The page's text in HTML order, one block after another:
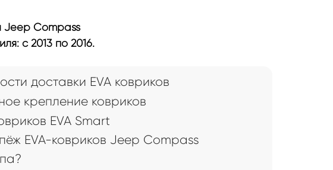
Jeep Compass
с 2013 по 2016.
доставки EVA ковриков
крепление ковриков
EVA Smart
EVA-ковриков Jeep Compass